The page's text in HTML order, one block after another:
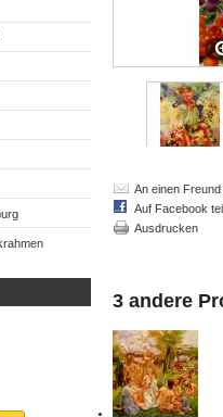
An einen
Auf Facebook
Ausdrucken
3 andere